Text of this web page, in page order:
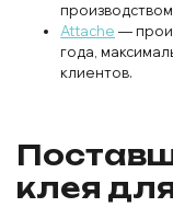
Attache —
года,
клиентов.
клея